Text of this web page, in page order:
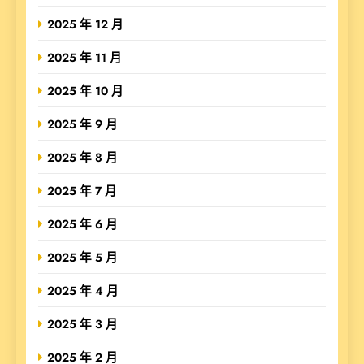
2025 年 12 月
2025 年 11 月
2025 年 10 月
2025 年 9 月
2025 年 8 月
2025 年 7 月
2025 年 6 月
2025 年 5 月
2025 年 4 月
2025 年 3 月
2025 年 2 月